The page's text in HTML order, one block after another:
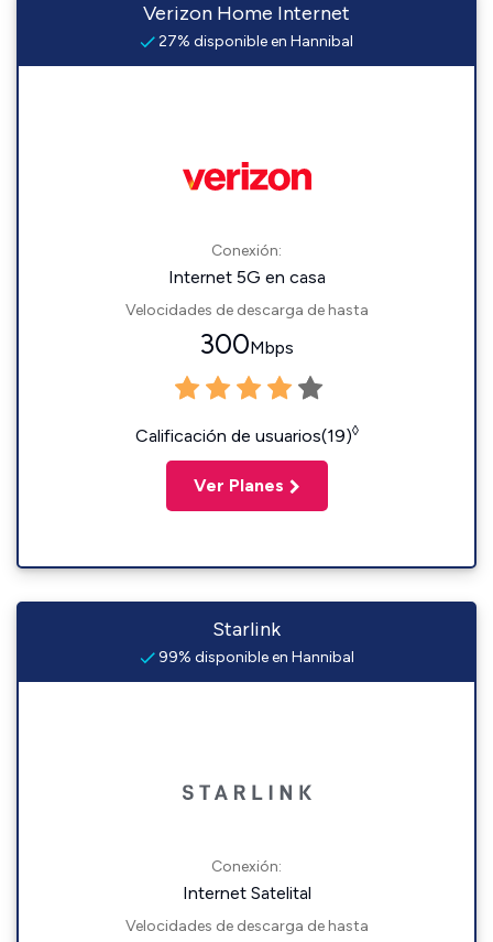
Verizon Home Internet
27% disponible en Hannibal
Conexión:
Internet 5G en casa
Velocidades de descarga de hasta
300Mbps
Calificación de usuarios(19)◊
Ver Planes
Starlink
99% disponible en Hannibal
Conexión:
Internet Satelital
Velocidades de descarga de hasta